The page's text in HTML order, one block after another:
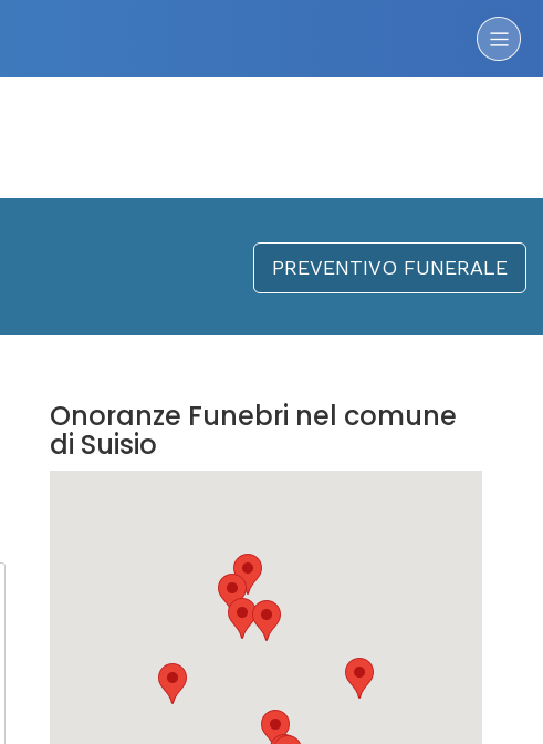
PREVENTIVO FUNERALE
Onoranze Funebri nel comune
di Suisio